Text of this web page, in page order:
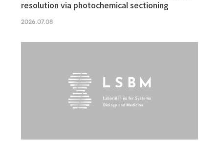
resolution via photochemical sectioning
2026.07.08